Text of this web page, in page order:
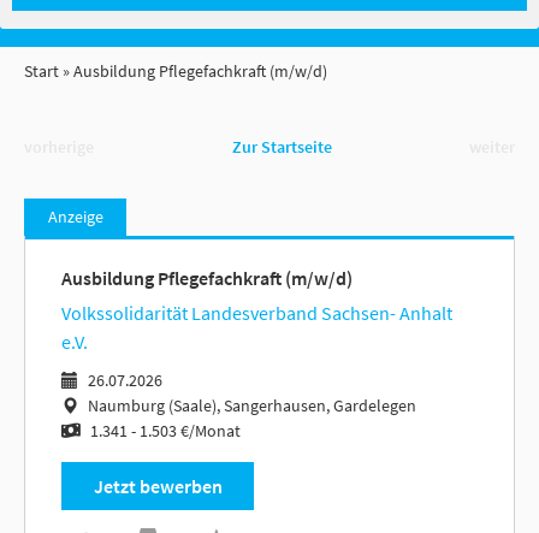
Start Ausbildung Pflegefachkraft (m/w/d)
Zur Startseite
Anzeige
Ausbildung Pflegefachkraft (m/w/d)
Volkssolidarität Landesverband Sachsen- Anhalt
e.V.
26.07.2026
Naumburg (Saale), Sangerhausen, Gardelegen
1.341 - 1.503 €/Monat
Jetzt bewerben